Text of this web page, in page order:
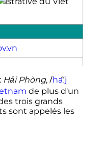
: Hải Phòng, /haːj
de plus d'un
trois grands
sont appelés les